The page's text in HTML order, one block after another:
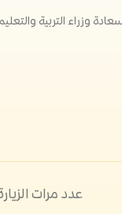
بدول المجلس ( مايو 2025م:
عدد مرات